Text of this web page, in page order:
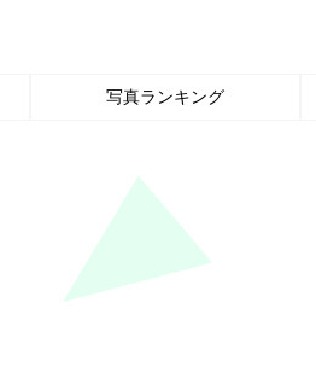
写真ランキング